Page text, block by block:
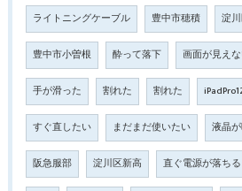
ライトニングケーブル 豊中市穂積 淀
豊中市小曽根 酔って落下 画面が見え
手が滑った 割れた 割れた
すぐ直したい まだまだ使いたい 液晶
阪急服部 淀川区新高 直ぐ電源が落ちる